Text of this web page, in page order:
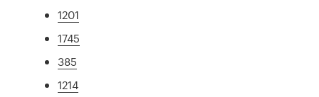
1201
1745
385
1214